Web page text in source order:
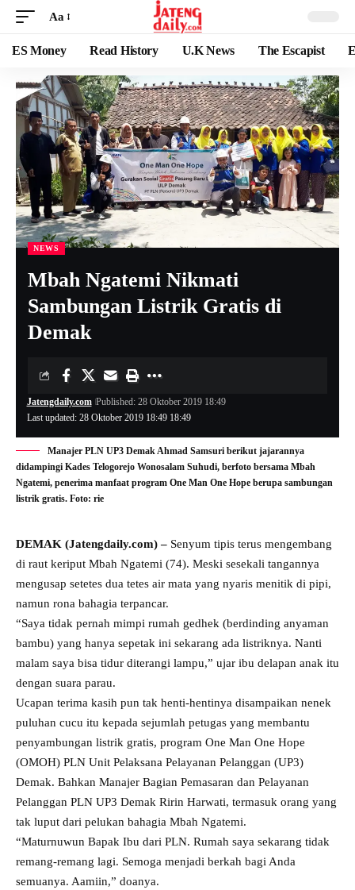
Aa
ES Money Read History U.K News The Escapist
NEWS
Mbah Ngatemi Nikmati
Sambungan Listrik Gratis di
Demak
Last updated: 28 Oktober 2019 18:49 18:49
Jatengdaily.com Published: 28 Oktober 2019 18:49
Manajer PLN UP3 Demak Ahmad Samsuri berikut jajarannya
didampingi Kades Telogorejo Wonosalam Suhudi, berfoto bersama Mbah
Ngatemi, penerima manfaat program One Man One Hope berupa sambungan
listrik gratis. Foto: rie
DEMAK (Jatengdaily.com) – Senyum tipis terus mengembang
di raut keriput Mbah Ngatemi (74). Meski sesekali tangannya
mengusap setetes dua tetes air mata yang nyaris menitik di pipi,
namun rona bahagia terpancar.
“Saya tidak pernah mimpi rumah gedhek (berdinding anyaman
bambu) yang hanya sepetak ini sekarang ada listriknya. Nanti
malam saya bisa tidur diterangi lampu,” ujar ibu delapan anak itu
dengan suara parau.
Ucapan terima kasih pun tak henti-hentinya disampaikan nenek
puluhan cucu itu kepada sejumlah petugas yang membantu
penyambungan listrik gratis, program One Man One Hope
(OMOH) PLN Unit Pelaksana Pelayanan Pelanggan (UP3)
Demak. Bahkan Manajer Bagian Pemasaran dan Pelayanan
Pelanggan PLN UP3 Demak Ririn Harwati, termasuk orang yang
tak luput dari pelukan bahagia Mbah Ngatemi.
“Maturnuwun Bapak Ibu dari PLN. Rumah saya sekarang tidak
remang-remang lagi. Semoga menjadi berkah bagi Anda
semuanya. Aamiin,” doanya.